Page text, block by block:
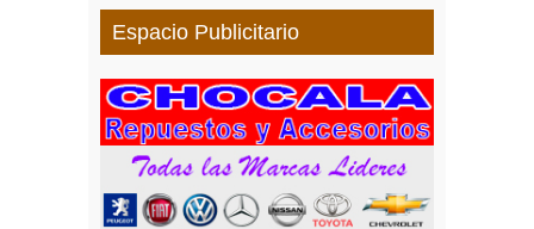
Espacio Publicitario